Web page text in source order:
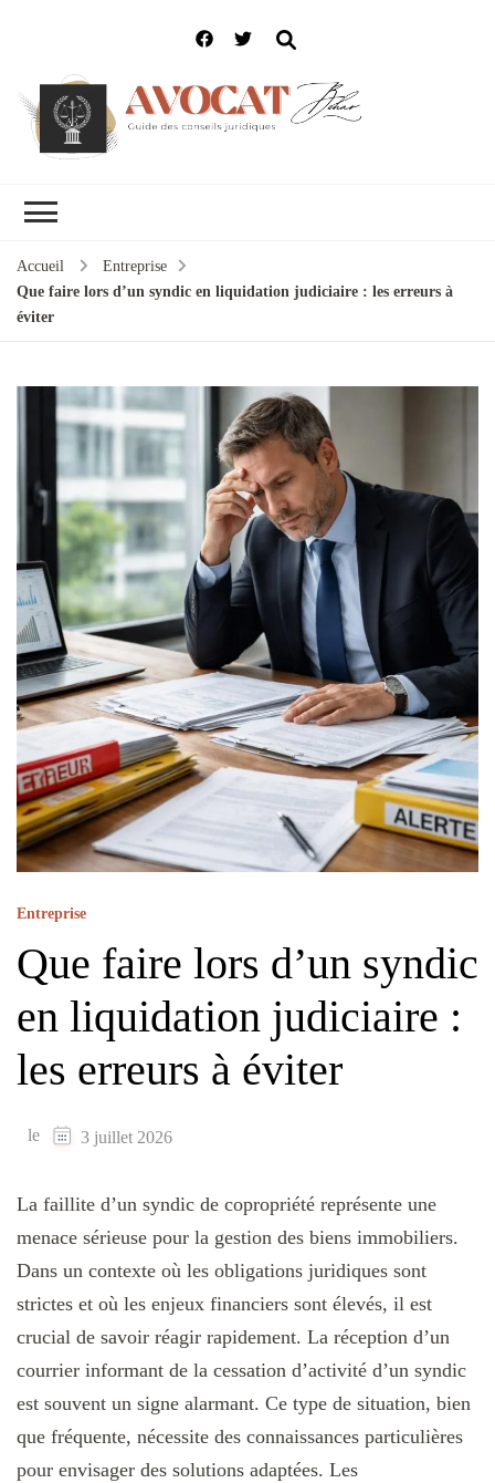
Accueil
Entreprise
Que faire lors d’un syndic en liquidation judiciaire : les erreurs à
éviter
Entreprise
Que faire lors d’un syndic
en liquidation judiciaire :
les erreurs à éviter
le 3 juillet 2026
La faillite d’un syndic de copropriété représente une
menace sérieuse pour la gestion des biens immobiliers.
Dans un contexte où les obligations juridiques sont
strictes et où les enjeux financiers sont élevés, il est
crucial de savoir réagir rapidement. La réception d’un
courrier informant de la cessation d’activité d’un syndic
est souvent un signe alarmant. Ce type de situation, bien
que fréquente, nécessite des connaissances particulières
pour envisager des solutions adaptées. Les